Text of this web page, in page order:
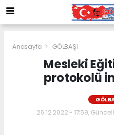
Anasayfa GÖLBAŞI
Mesleki
protokolü
26.12.2022 - 17:59,